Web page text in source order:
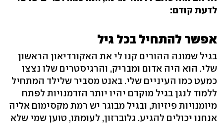
לדעת קודם:
אפשר להתחיל בכל גיל
בגיל שמונה ההורים קנו לי את האקורדיאון הראשון
שלי. הוא היה אדום ומבריק, והרגיסטרים שלו נצצו
כמעט כמו העיניים שלי. באנט מסביר שלילד המתחיל
ללמוד לנגן בגיל מוקדם יהיו יותר הזדמנויות לפתח
מיומנויות פיזיות, ובגיל מבוגר יש רמת מקסימום אליה
אנחנו יכולים להגיע. גלוברזון, לעומתו, טוען שמי שלא